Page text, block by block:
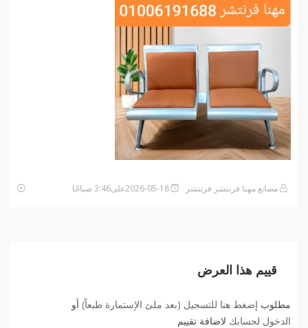
مصانع مهنا فرنتشر فرنتشر
قييم هذا العرض
مطلوب إضغط هنا للتسجيل (بعد ملئ الإستمارة طبعاً) أو
الدخول لحسابك لاضافة تقييم